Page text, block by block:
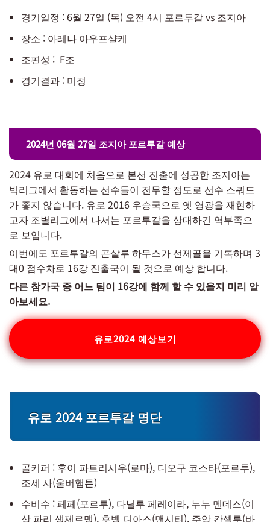
경기일정 : 6월 27일 (목) 오전 4시 포르투갈 vs 조지아
장소 : 아레나 아우프샬케
조편성 : F조
경기결과 : 미정
2024년 06월 27일 조지아 포르투갈 예상
2024 유로 대회에 처음으로 본선 진출에 성공한 조지아는
빅리그에서 활동하는 선수들이 전무할 정도로 선수 스쿼드
가 좋지 않습니다. 유로 2016 우승국으로 옛 영광을 재현하
고자 조별리그에서 나서는 포르투갈을 상대하긴 역부족으
로 보입니다.
이번에도 포르투갈의 곤살루 하무스가 선제골을 기록하며 3
대0 점수차로 16강 진출국이 될 것으로 예상 합니다.
다른 참가국 중 어느 팀이 16강에 함께 할 수 있을지 미리 알
아보세요.
유로2024 예상보기
유로 2024 포르투갈 명단
골키퍼 : 후이 파트리시우(로마), 디오구 코스타(포르투),
조세 사(울버햄튼)
수비수 : 페페(포르투), 다닐루 페레이라, 누누 멘데스(이
상 파리 생제르맹), 후벵 디아스(맨시티), 주앙 칸셀루(바